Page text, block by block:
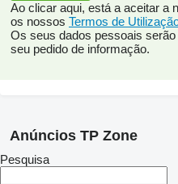
Ao clicar aqui, está a aceitar a
os nossos Termos de
Os seus dados pessoais
seu pedido de informação.
Anúncios TP Zone
Pesquisa